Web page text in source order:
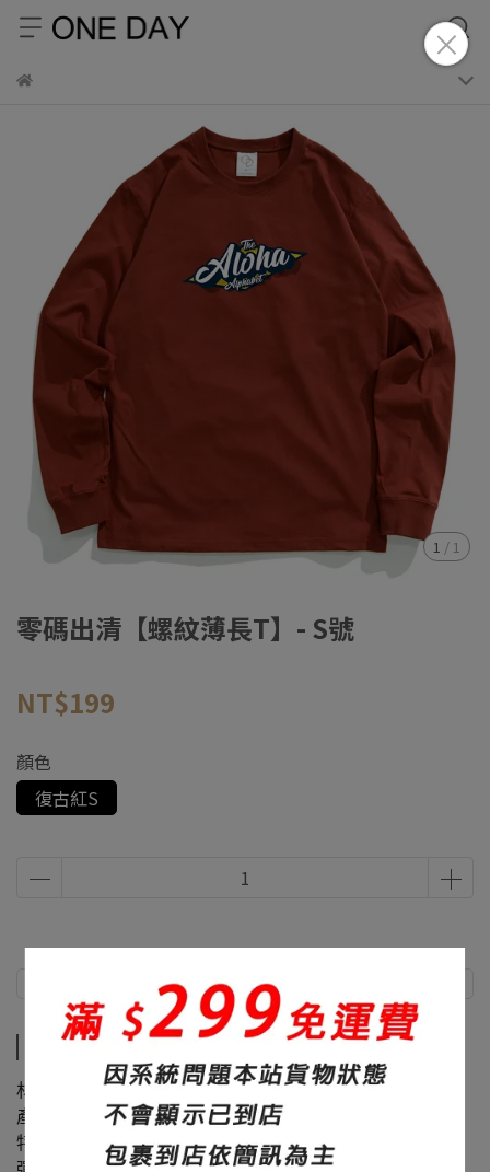
1 / 1
零碼出清【螺紋薄長T】- S號
NT$199
顏色
復古紅S
商品介紹
材質：60%棉+40%聚酯纖維
產地：台灣
特色：素面、修身、面料滑順